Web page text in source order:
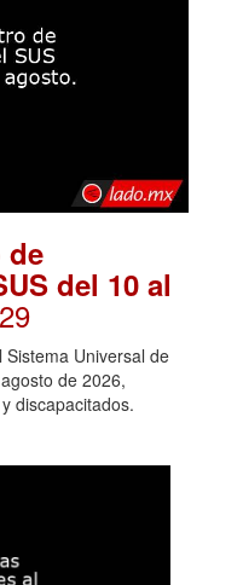
de
del 10 al
Universal de
de 2026,
discapacitados.